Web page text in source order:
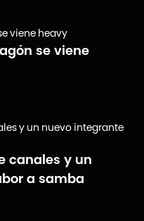
se viene
canales y un
a samba